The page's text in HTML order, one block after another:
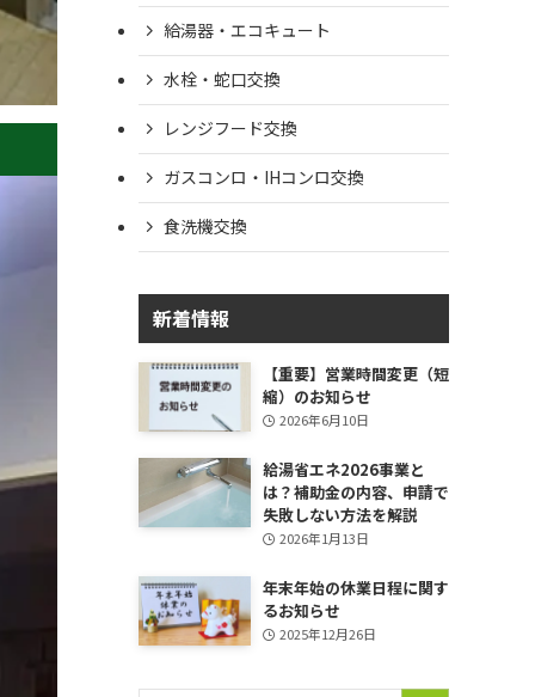
給湯器・エコキュート
水栓・蛇口交換
レンジフード交換
ガスコンロ・IHコンロ交換
食洗機交換
新着情報
【重要】営業時間変更（短
縮）のお知らせ
2026年6月10日
給湯省エネ2026事業と
は？補助金の内容、申請で
失敗しない方法を解説
2026年1月13日
年末年始の休業日程に関す
るお知らせ
2025年12月26日